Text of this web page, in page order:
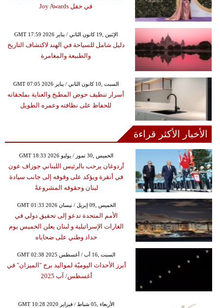
في حفل Joy Awards
GMT 17:59 2026 الإثنين ,19 كانون الثاني / يناير
دليل شامل للسياحة في الهند لاكتشاف التاريخ
والطبيعة والمغامرة
GMT 07:05 2026 السبت ,10 كانون الثاني / يناير
أسرار تنظيف حوض المطبخ والعناية بملحقاته
للحفاظ على نظافته وعمره الطويل
الأخبار الأكثر قراءة
GMT 18:33 2026 الخميس ,30 تموز / يوليو
أردوغان يرحب بالرئيس اللبناني جوزاف عون
في أنقرة ويؤكد على وقوفه إلى جانب سيادة
لبنان وحقوقه المشروعةً
GMT 01:33 2026 الخميس ,09 إبريل / نيسان
الأمم المتحدة تدعو إلى تحقيق دولي في
الغارات الإسرائيلية و لبنان يعلن الخميس يوم
حداد وطني على ضحاياه
GMT 02:38 2025 السبت ,16 آب / أغسطس
أبرز الأحداث اليوميّة لمواليد برج "الميزان" في
أغسطس/ آب 2025
GMT 10:28 2020 الأربعاء ,05 شباط / فبراير